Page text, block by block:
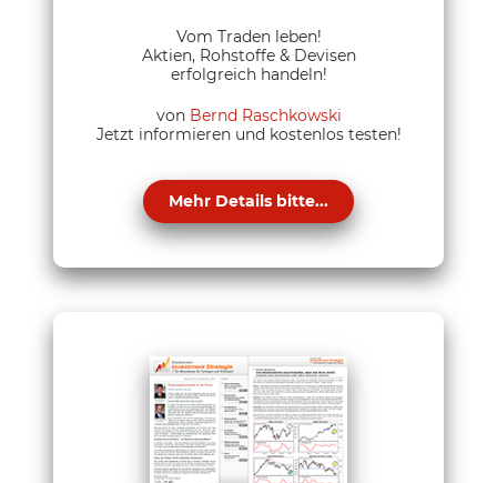
Vom Traden leben!
Aktien, Rohstoffe & Devisen
erfolgreich handeln!
von Bernd Raschkowski
Jetzt informieren und kostenlos testen!
Mehr Details bitte...